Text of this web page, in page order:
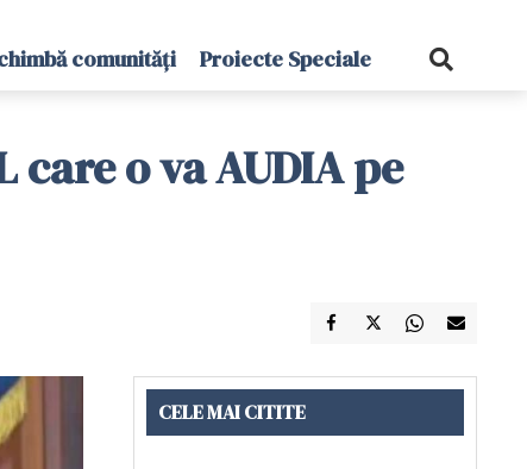
comunități Proiecte Speciale
o va AUDIA pe
CELE MAI CITITE